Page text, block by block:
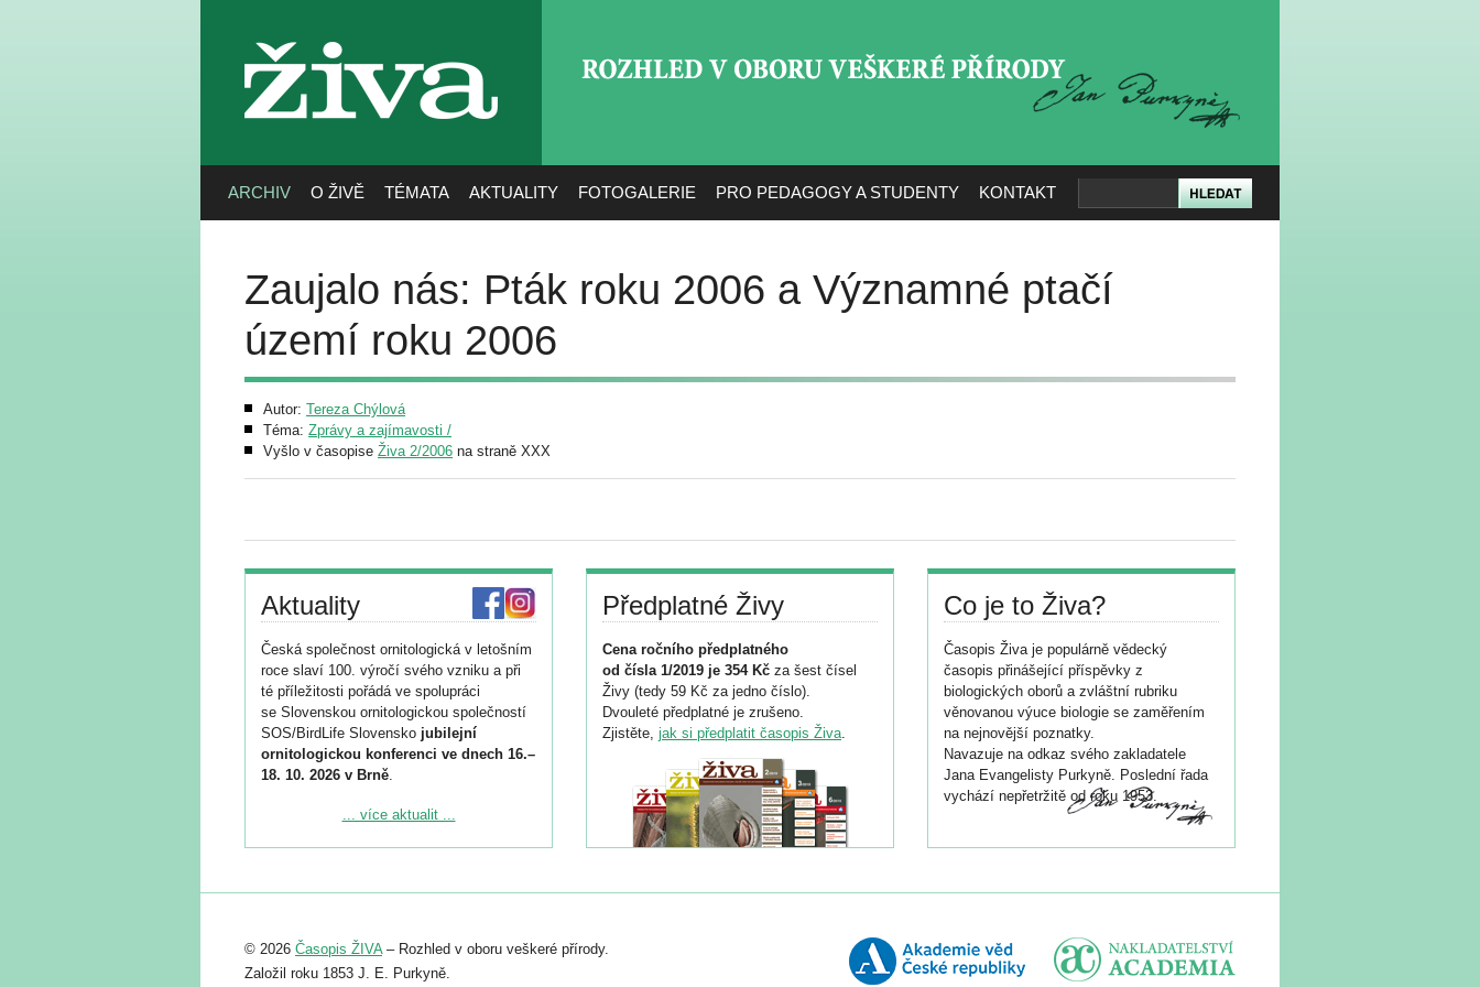
živa
ARCHIV O ŽIVĚ TÉMATA AKTUALITY FOTOGALERIE PRO PEDAGOGY A STUDENTY KONTAKT
Zaujalo nás: Pták roku 2006 a Významné ptačí
území roku 2006
Autor: Tereza Chýlová
Téma: Zprávy a zajímavosti /
Vyšlo v časopise Živa 2/2006 na straně XXX
Aktuality
Česká společnost ornitologická v letošním
roce slaví 100. výročí svého vzniku a při
té příležitosti pořádá ve spolupráci
se Slovenskou ornitologickou společností
SOS/BirdLife Slovensko jubilejní
ornitologickou konferenci ve dnech 16.–
18. 10. 2026 v Brně.
Podrobnější informace ke konferenci
Registrovat se můžete do 6. září.
abstraktu přihlášené přednášky nebo
posteru je už 30. června.
... více aktualit ...
Předplatné Živy
Cena ročního předplatného
od čísla 1/2019 je 354 Kč za šest čísel
Živy (tedy 59 Kč za jedno číslo).
Dvouleté předplatné je zrušeno.
Zjistěte, jak si předplatit časopis Živa.
Co je to Živa?
Časopis Živa je populárně vědecký
časopis přinášející příspěvky z
biologických oborů a zvláštní rubriku
věnovanou výuce biologie se zaměřením
na nejnovější poznatky.
Navazuje na odkaz svého zakladatele
Jana Evangelisty Purkyně. Poslední řada
vychází nepřetržitě od roku 1953.
© 2026 Časopis ŽIVA– Rozhled v oboru veškeré přírody.
Založil roku 1853 J. E. Purkyně.